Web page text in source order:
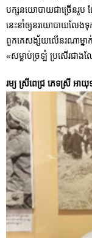
បក្សនយោបាយជាច្រើនរូប
នេះនាំឲ្យនរយោបាយលែងទុ
ពួកគេសង្ស័យលើនរណាម្នា
«សម្លាប់ច្រឡំ ប្រសើរជា
រម្យ ស្រីពេជ្រ ភេទស្រី អាយុ